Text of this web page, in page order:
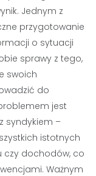
Jednym z
przygotowanie
o sytuacji
sprawy z tego,
swoich
do
jest
syndykiem –
istotnych
czy dochodów, co
Ważnym